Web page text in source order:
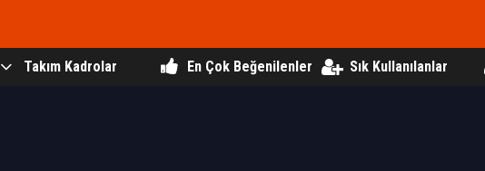
Takım Kadrolar En Çok Beğenilenler Sık Kullanılanlar